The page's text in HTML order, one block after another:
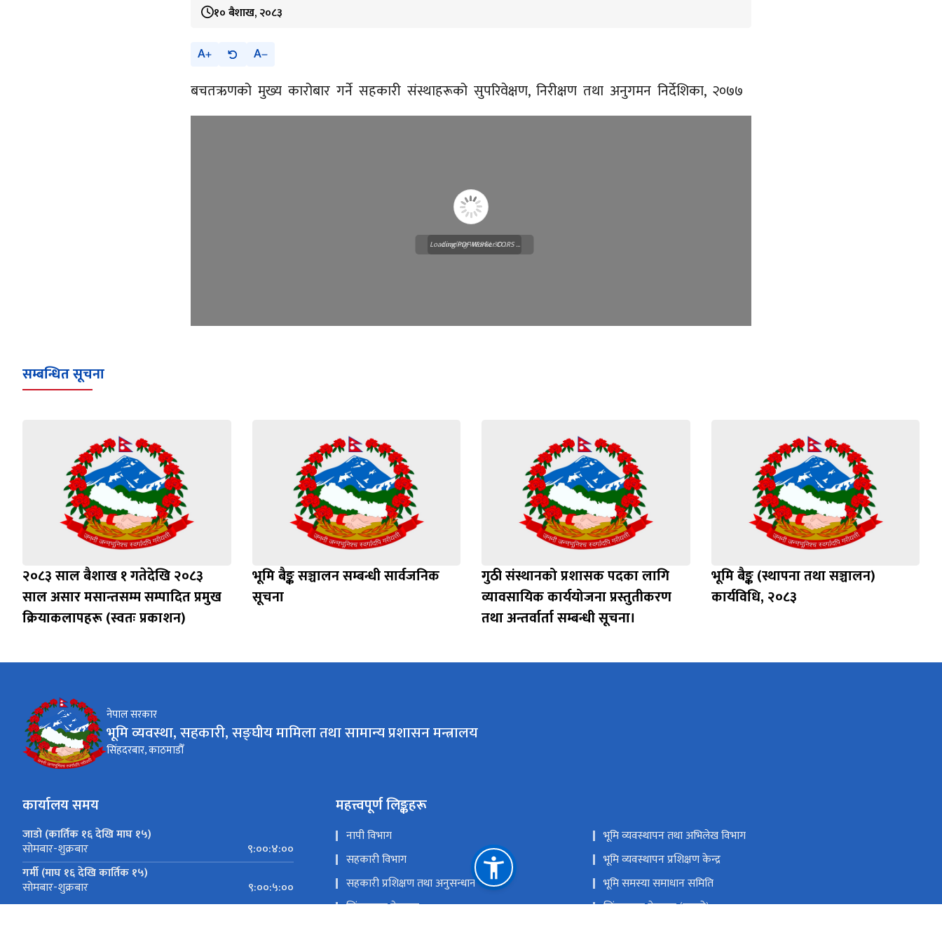
१० बैशाख, २०८३
A A
बचतऋणको मुख्य कारोबार गर्ने सहकारी संस्थाहरूको सुपरिवेक्षण, निरीक्षण तथा अनुगमन निर्देशिका, २०७७
Loading WEBGL 3D ...
Loading PDF Worker CORS ...
सम्बन्धित सूचना
२०८३ साल बैशाख १ गतेदेखि २०८३
साल असार मसान्तसम्म सम्पादित प्रमुख
क्रियाकलापहरू (स्वतः प्रकाशन)
भूमि बैङ्क सञ्चालन सम्बन्धी सार्वजनिक
सूचना
गुठी संस्थानको प्रशासक पदका लागि
व्यावसायिक कार्ययोजना प्रस्तुतीकरण
तथा अन्तर्वार्ता सम्बन्धी सूचना।
भूमि बैङ्क (स्थापना तथा सञ्चालन)
कार्यविधि, २०८३
नेपाल सरकार
भूमि व्यवस्था, सहकारी, सङ्घीय मामिला तथा सामान्य प्रशासन मन्त्रालय
सिंहदरबार, काठमाडौँ
कार्यालय समय
जाडो (कार्तिक १६ देखि माघ १५)
सोमबार-शुक्रबार
९:००:४:००
गर्मी (माघ १६ देखि कार्तिक १५)
सोमबार-शुक्रबार ९:००:५:००
महत्त्वपूर्ण लिङ्कहरू
नापी विभाग
भूमि व्यवस्थापन तथा अभिलेख विभाग
सहकारी विभाग
भूमि व्यवस्थापन प्रशिक्षण केन्द्र
सहकारी प्रशिक्षण तथा अनुसन्धान केन्द्र
भूमि समस्या समाधान समिति
सिंहदरबार गेटपास
सिंहदरबार गेटपास (पुरानो)